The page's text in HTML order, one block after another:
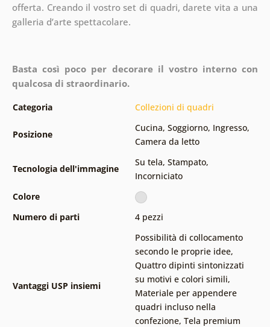
offerta. Creando il vostro set di quadri, darete vita a una
galleria d’arte spettacolare.
Basta così poco per decorare il vostro interno con
qualcosa di straordinario.
Categoria Collezioni di quadri
Posizione
Cucina, Soggiorno, Ingresso,
Camera da letto
Tecnologia dell'immagine
Su tela, Stampato,
Incorniciato
Colore
Numero di parti
4 pezzi
Vantaggi USP insiemi
Possibilità di collocamento
secondo le proprie idee,
Quattro dipinti sintonizzati
su motivi e colori simili,
Materiale per appendere
quadri incluso nella
confezione, Tela premium